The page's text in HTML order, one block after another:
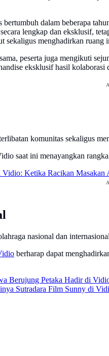
dalam beberapa
lengkap dan eksklusif,
menghadirkan
peserta juga mengikuti
eksklusif hasil kolaborasi
komunitas sekaligus
saat ini menayangkan
Ketika Racikan Masakan
nasional dan
berharap dapat
Berujung Petaka Hadir di
Sutradara Film Sunny di